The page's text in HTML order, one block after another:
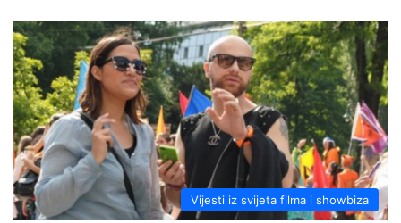
Vijesti iz svijeta filma i showbiza